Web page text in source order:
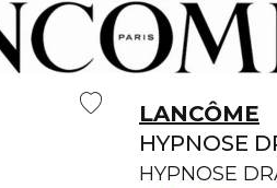
LANCÔME
HYPNOSE
HYPNOSE